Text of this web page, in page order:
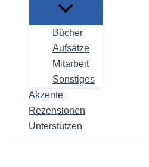
Bücher
Aufsätze
Mitarbeit
Sonstiges
Akzente
Rezensionen
Unterstützen